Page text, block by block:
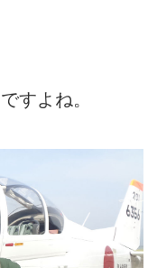
すよね。